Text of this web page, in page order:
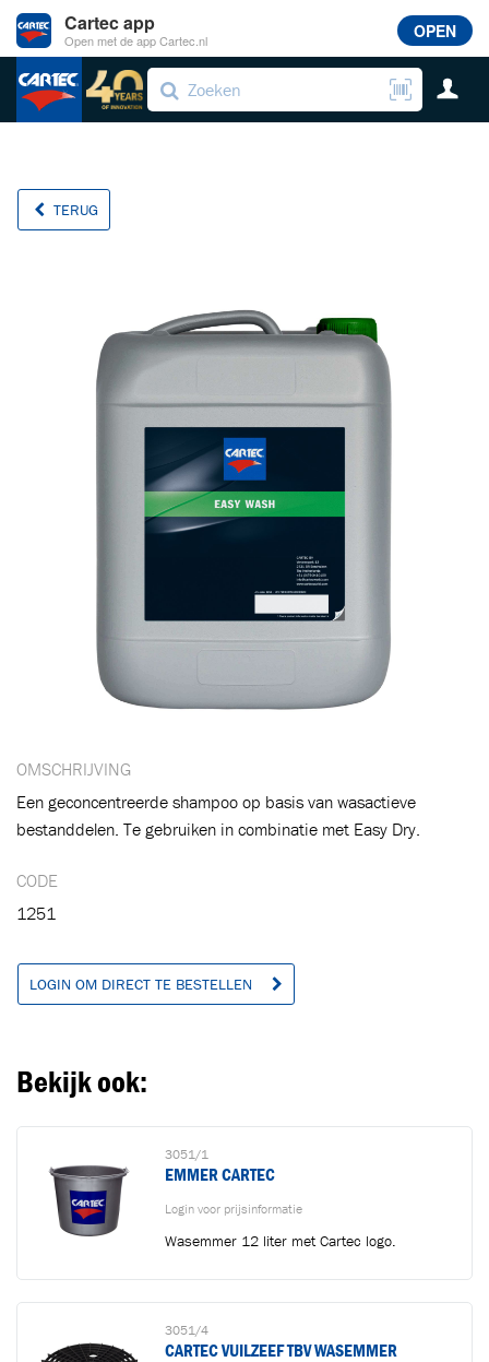
TERUG
OMSCHRIJVING
Een geconcentreerde shampoo op basis van wasactieve
bestanddelen. Te gebruiken in combinatie met Easy Dry.
CODE
1251
LOGIN OM DIRECT TE BESTELLEN
Bekijk ook:
3051/1
EMMER CARTEC
Login voor prijsinformatie
Wasemmer 12 liter met Cartec logo.
3051/4
CARTEC VUILZEEF TBV WASEMMER
Toegevoegd aan winkelwagen
VERDER WINKELEN Ga naar winkelwagen
Cartec app
Open met de app Cartec.nl OPEN